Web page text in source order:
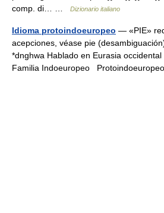
comp. di… …
Dizionario italiano
Idioma protoindoeuropeo — «PIE»
acepciones, véase pie
*dnghwa Hablado en Eurasia
Familia Indoeuropeo